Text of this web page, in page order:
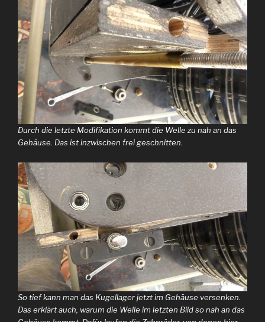
Durch die letzte Modifikation kommt die Welle zu nah an das
Gehäuse. Das ist inzwischen frei geschnitten.
So tief kann man das Kugellager jetzt im Gehäuse versenken.
Das erklärt auch, warum die Welle im letzten Bild so nah an das